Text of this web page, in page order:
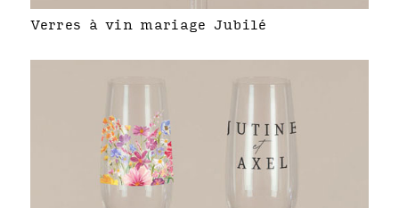
Verres à vin mariage Jubilé